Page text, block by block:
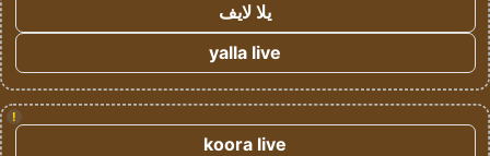
يلا لايف
yalla live
!
koora live